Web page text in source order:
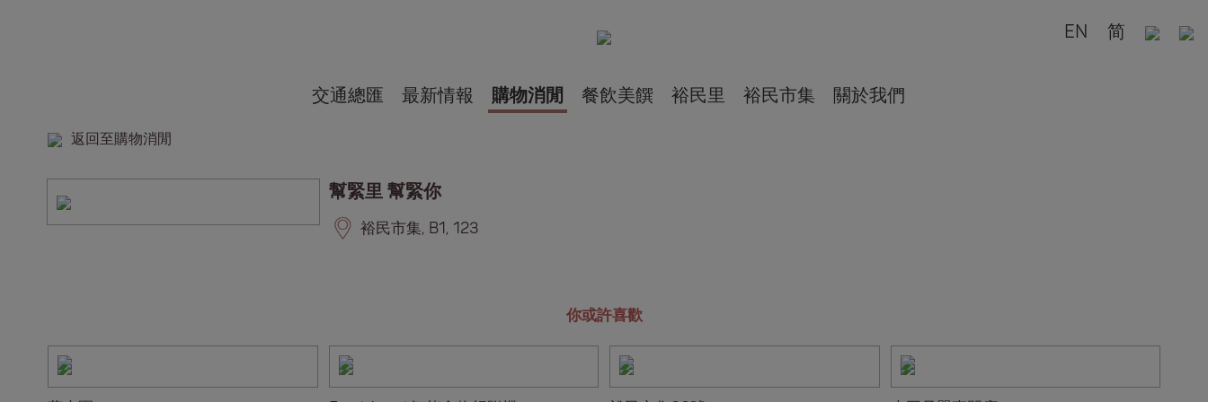
EN 简
交通總匯 最新情報 購物消閒 餐飲美饌 裕民里 裕民市集 關於我們
返回至購物消閒
幫緊里 幫緊你
裕民市集, B1, 123
你或許喜歡